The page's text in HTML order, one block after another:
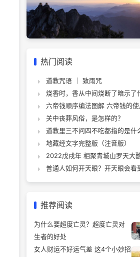
热门阅读
道教咒语 ｜ 致雨咒
烧香时，香从中间烧断了暗示了
六帝钱顺序编法图解 六帝钱的
关中丧葬风俗，是怎样的？
道教里三不问四不吃都指的是什
地藏经文字完整版（注音版）
2022戊戌年 相聚青城山罗天大
普通人如何开天眼？开天眼会看
推荐阅读
为什么要超度亡灵？超度亡灵对
生者的好处
女人财运不好运气差 这4个小妙招